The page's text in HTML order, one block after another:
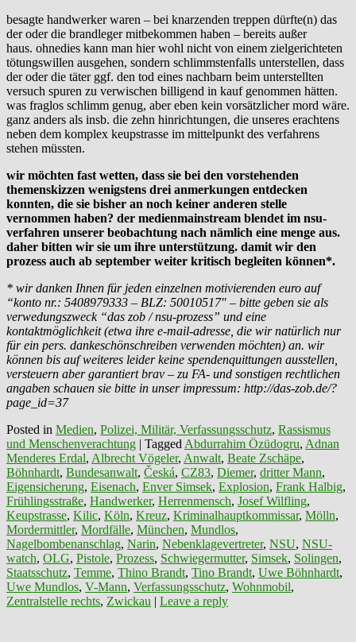
besagte handwerker waren – bei knarzenden treppen dürfte(n) das
der oder die brandleger mitbekommen haben – bereits außer
haus. ohnedies kann man hier wohl nicht von einem zielgerichteten
tötungswillen ausgehen, sondern schlimmstenfalls unterstellen, dass
der oder die täter ggf. den tod eines nachbarn beim unterstellten
versuch spuren zu verwischen billigend in kauf genommen hätten.
was fraglos schlimm genug, aber eben kein vorsätzlicher mord wäre.
ganz anders als insb. die zehn hinrichtungen, die unseres erachtens
neben dem komplex keupstrasse im mittelpunkt des verfahrens
stehen müssten.
wir möchten fast wetten, dass sie bei den vorstehenden
themenskizzen wenigstens drei anmerkungen entdecken
konnten, die sie bisher an noch keiner anderen stelle
vernommen haben? der medienmainstream blendet im nsu-
verfahren unserer beobachtung nach nämlich eine menge aus.
daher bitten wir sie um ihre unterstützung. damit wir den
prozess auch ab september weiter kritisch begleiten können*.
* wir danken Ihnen für jeden einzelnen motivierenden euro auf
“konto nr.: 5408979333 – BLZ: 50010517″ – bitte geben sie als
verwedungszweck “das zob / nsu-prozess” und eine
kontaktmöglichkeit (etwa ihre e-mail-adresse, die wir natürlich nur
für ein pers. dankeschönschreiben verwenden möchten) an. wir
können bis auf weiteres leider keine spendenquittungen ausstellen,
versteuern aber garantiert brav – zu FA- und sonstigen rechtlichen
angaben schauen sie bitte in unser impressum: http://das-zob.de/?
page_id=37
Posted in Medien, Polizei, Militär, Verfassungsschutz, Rassismus
und Menschenverachtung | Tagged Abdurrahim Özüdogru, Adnan
Menderes Erdal, Albrecht Vögeler, Anwalt, Beate Zschäpe,
Böhnhardt, Bundesanwalt, Česká, CZ83, Diemer, dritter Mann,
Eigensicherung, Eisenach, Enver Simsek, Explosion, Frank Halbig,
Frühlingsstraße, Handwerker, Herrenmensch, Josef Wilfling,
Keupstrasse, Kilic, Köln, Kreuz, Kriminalhauptkommissar, Mölln,
Mordermittler, Mordfälle, München, Mundlos,
Nagelbombenanschlag, Narin, Nebenklagevertreter, NSU, NSU-
watch, OLG, Pistole, Prozess, Schwiegermutter, Simsek, Solingen,
Staatsschutz, Temme, Thino Brandt, Tino Brandt, Uwe Böhnhardt,
Uwe Mundlos, V-Mann, Verfassungsschutz, Wohnmobil,
Zentralstelle rechts, Zwickau | Leave a reply